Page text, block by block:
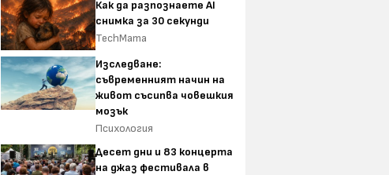
Как да разпознаете AI
снимка за 30 секунди
TechMama
Изследване:
съвременният начин на
живот съсипва човешкия
мозък
Психология
Десет дни и 83 концерта
на джаз фестивала в